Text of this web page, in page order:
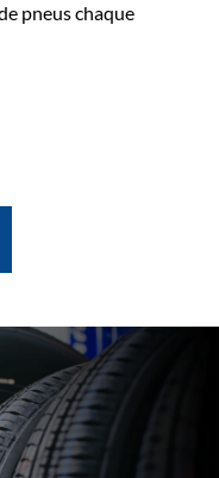
pneus chaque